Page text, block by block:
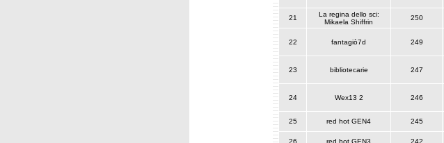
21
La regina dello sci:
Mikaela Shiffrin
250
22 fantagiò7d 249
23 bibliotecarie 247
24 Wex13 2 246
25 red hot GEN4 245
26 red hot GEN3 242